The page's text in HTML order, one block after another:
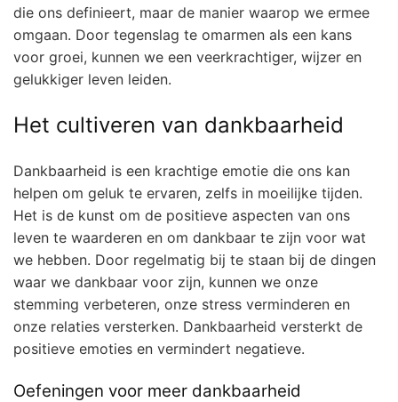
die ons definieert, maar de manier waarop we ermee
omgaan. Door tegenslag te omarmen als een kans
voor groei, kunnen we een veerkrachtiger, wijzer en
gelukkiger leven leiden.
Het cultiveren van dankbaarheid
Dankbaarheid is een krachtige emotie die ons kan
helpen om geluk te ervaren, zelfs in moeilijke tijden.
Het is de kunst om de positieve aspecten van ons
leven te waarderen en om dankbaar te zijn voor wat
we hebben. Door regelmatig bij te staan bij de dingen
waar we dankbaar voor zijn, kunnen we onze
stemming verbeteren, onze stress verminderen en
onze relaties versterken. Dankbaarheid versterkt de
positieve emoties en vermindert negatieve.
Oefeningen voor meer dankbaarheid